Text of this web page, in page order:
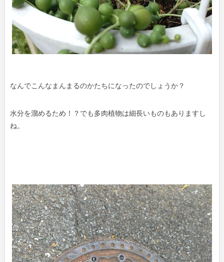
なんでこんなまんまるのかたちになったのでしょうか？
水分を溜めるため！？でも多肉植物は細長いものもありますし
ね。